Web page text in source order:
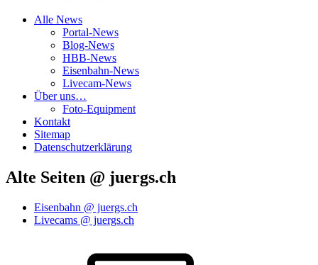
Alle News
Portal-News
Blog-News
HBB-News
Eisenbahn-News
Livecam-News
Über uns…
Foto-Equipment
Kontakt
Sitemap
Datenschutzerklärung
Alte Seiten @ juergs.ch
Eisenbahn @ juergs.ch
Livecams @ juergs.ch